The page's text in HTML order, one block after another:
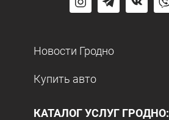
Новости Гродно
Купить авто
КАТАЛОГ УСЛУГ ГРОДНО: